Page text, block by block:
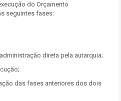
do Orçamento
seguintes fases:
direta pela autarquia;
das fases anteriores dos dois